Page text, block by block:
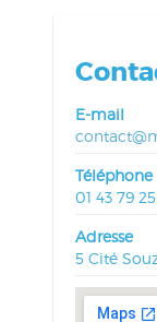
E-mail
Téléphone
01 43 79
Adresse
5 Cité